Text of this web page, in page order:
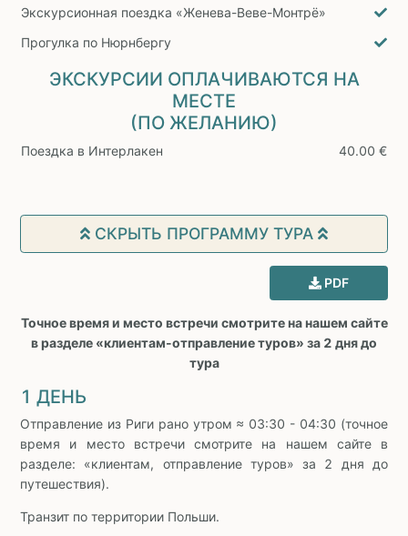
Экскурсионная поездка «Женева-Веве-Монтрё»
Прогулка по Нюрнбергу
ЭКСКУРСИИ ОПЛАЧИВАЮТСЯ НА
МЕСТЕ
(ПО ЖЕЛАНИЮ)
Поездка в Интерлакен 40.00 €
СКРЫТЬ ПРОГРАММУ ТУРА
PDF
Точное время и место встречи смотрите на нашем сайте
в разделе «клиентам-отправление туров» за 2 дня до
тура
1 ДЕНЬ
Отправление из Риги рано утром ≈ 03:30 - 04:30 (точное
время и место встречи смотрите на нашем сайте в
разделе: «клиентам, отправление туров» за 2 дня до
путешествия).
Транзит по территории Польши.